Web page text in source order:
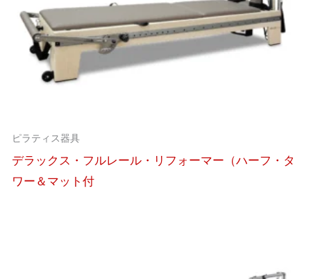
ピラティス器具
デラックス・フルレール・リフォーマー（ハーフ・タ
ワー＆マット付